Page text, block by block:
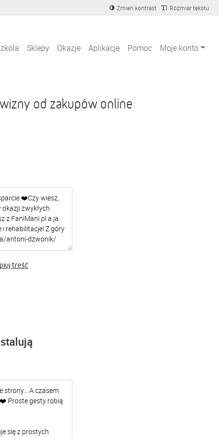
Zmień kontrast Rozmiar tekstu
Sklepy Okazje Aplikacje Pomoc Moje konto
od zakupów online
treść